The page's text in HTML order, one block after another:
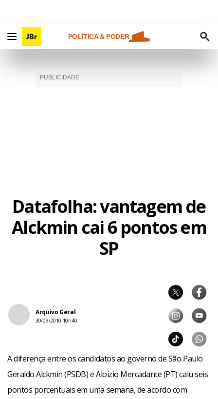
POLÍTICA & PODER
Datafolha: vantagem de
Alckmin cai 6 pontos em
SP
Arquivo Geral
30/09/2010 10h40
A diferença entre os candidatos ao governo de São Paulo
Geraldo Alckmin (PSDB) e Aloizio Mercadante (PT) caiu seis
pontos porcentuais em uma semana, de acordo com